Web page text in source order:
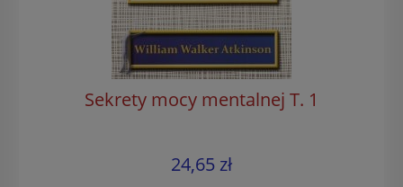
Sekrety mocy mentalnej T. 1
24,65 zł